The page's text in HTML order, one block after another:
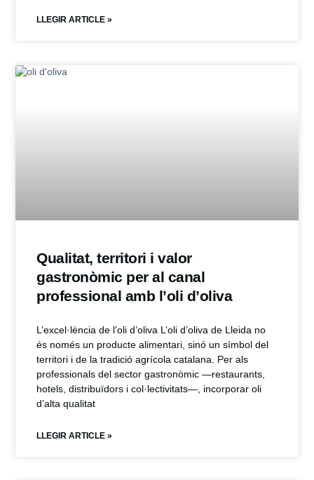
LLEGIR ARTICLE »
Qualitat, territori i valor
gastronòmic per al canal
professional amb l’oli d’oliva
L’excel·lència de l’oli d’oliva L’oli d’oliva de Lleida no
és només un producte alimentari, sinó un símbol del
territori i de la tradició agrícola catalana. Per als
professionals del sector gastronòmic —restaurants,
hotels, distribuïdors i col·lectivitats—, incorporar oli
d’alta qualitat
LLEGIR ARTICLE »